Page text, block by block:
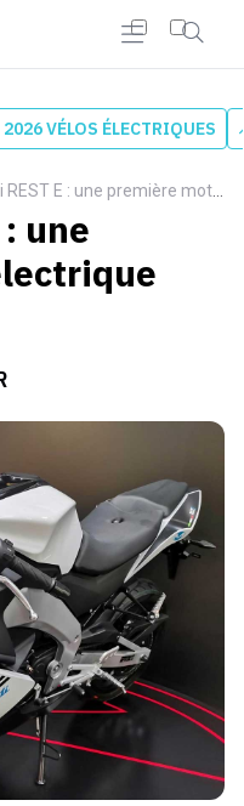
VÉLOS ÉLECTRIQUES
E : une première moto électrique pour 2020
une